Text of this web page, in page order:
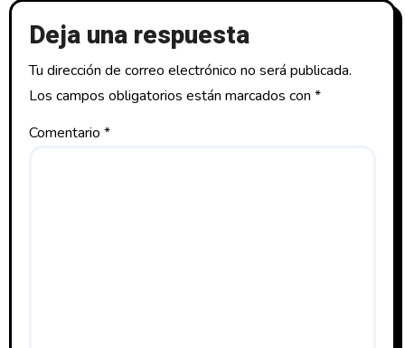
Deja una respuesta
Tu dirección de correo electrónico no será publicada.
Los campos obligatorios están marcados con *
Comentario *